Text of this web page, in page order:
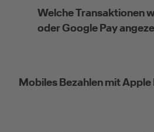
Welche Transaktionen
oder Google Pay
Mobiles Bezahlen mit Apple